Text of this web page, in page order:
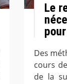
Le
Des
cours
de la